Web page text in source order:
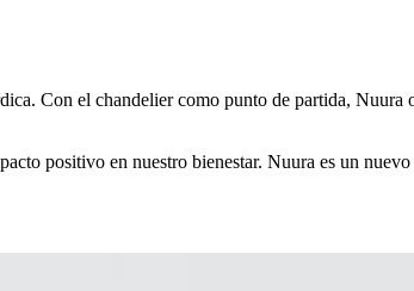
Con el chandelier como punto de partida,
positivo en nuestro bienestar. Nuura es un